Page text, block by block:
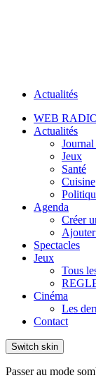
Actualités
WEB
Actualités
Jeux
Santé
Cuisine
Agenda
Créer
Spectacles
Jeux
Tous
Cinéma
Les
Contact
Switch skin
Passer au mode